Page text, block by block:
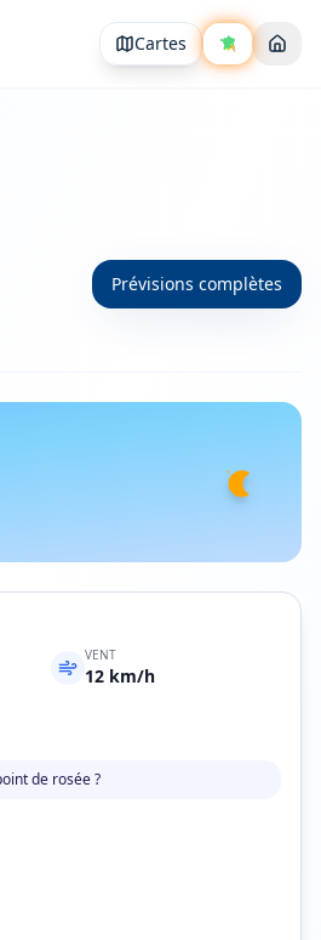
Cartes
Prévisions complètes
VENT
12km/h
de rosée ?